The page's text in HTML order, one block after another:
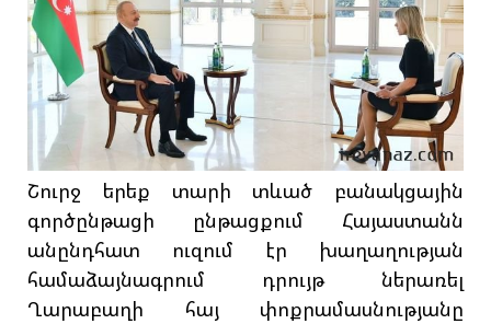
Շուրջ երեք տարի տևած բանակցային
գործընթացի ընթացքում Հայաստանն
անընդհատ ուզում էր խաղաղության
համաձայնագրում դրույթ ներառել
Ղարաբաղի հայ փոքրամասնությանը